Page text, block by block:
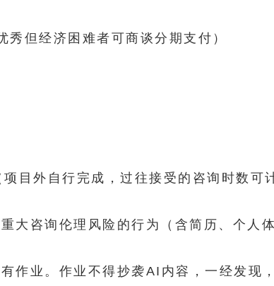
秀但经济困难者可商谈分期支付）
目外自行完成，过往接受的咨询时数可
大咨询伦理风险的行为（含简历、个人
作业。作业不得抄袭AI内容，一经发现